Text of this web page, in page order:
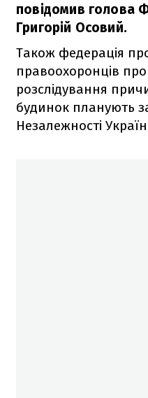
повідомив голова
Григорій Осовий.
Також федерація
правоохоронців
розслідування
будинок планують
Незалежності